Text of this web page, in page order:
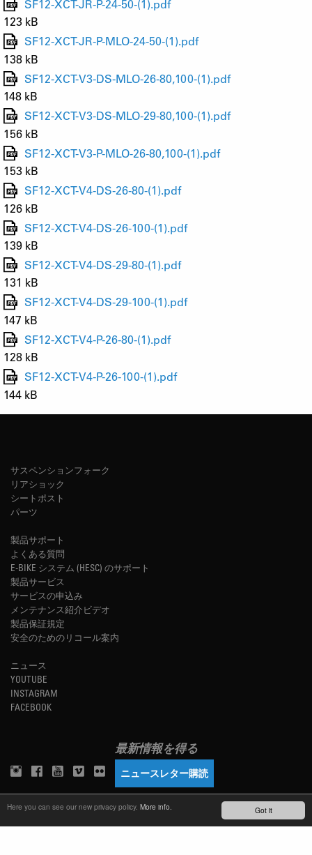
Got it
Here you can see our new privacy policy. More info.
SF12-XCT-JR-P-24-50-(1).pdf
123 kB
SF12-XCT-JR-P-MLO-24-50-(1).pdf
138 kB
SF12-XCT-V3-DS-MLO-26-80,100-(1).pdf
148 kB
SF12-XCT-V3-DS-MLO-29-80,100-(1).pdf
156 kB
SF12-XCT-V3-P-MLO-26-80,100-(1).pdf
153 kB
SF12-XCT-V4-DS-26-80-(1).pdf
126 kB
SF12-XCT-V4-DS-26-100-(1).pdf
139 kB
SF12-XCT-V4-DS-29-80-(1).pdf
131 kB
SF12-XCT-V4-DS-29-100-(1).pdf
147 kB
SF12-XCT-V4-P-26-80-(1).pdf
128 kB
SF12-XCT-V4-P-26-100-(1).pdf
144 kB
サスペンションフォーク
リアショック
シートポスト
パーツ
製品サポート
よくある質問
E-BIKE システム (HESC) のサポート
製品サービス
サービスの申込み
メンテナンス紹介ビデオ
製品保証規定
安全のためのリコール案内
ニュース
YOUTUBE
INSTAGRAM
FACEBOOK
最新情報を得る
ニュースレター購読